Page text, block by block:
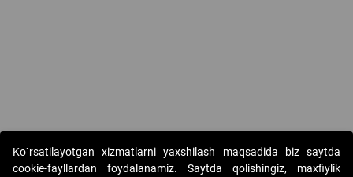
Ko`rsatilayotgan xizmatlarni yaxshilash maqsadida biz saytda
cookie-fayllardan foydalanamiz. Saytda qolishingiz, maxfiylik